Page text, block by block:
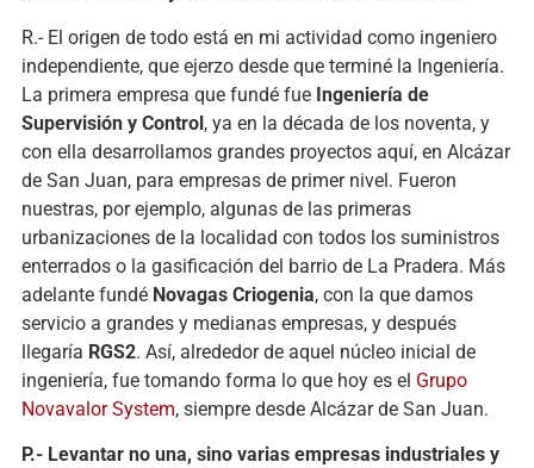
R.- El origen de todo está en mi actividad como ingeniero
independiente, que ejerzo desde que terminé la Ingeniería.
La primera empresa que fundé fue Ingeniería de
Supervisión y Control, ya en la década de los noventa, y
con ella desarrollamos grandes proyectos aquí, en Alcázar
de San Juan, para empresas de primer nivel. Fueron
nuestras, por ejemplo, algunas de las primeras
urbanizaciones de la localidad con todos los suministros
enterrados o la gasificación del barrio de La Pradera. Más
adelante fundé Novagas Criogenia, con la que damos
servicio a grandes y medianas empresas, y después
llegaría RGS2. Así, alrededor de aquel núcleo inicial de
ingeniería, fue tomando forma lo que hoy es el Grupo
Novavalor System, siempre desde Alcázar de San Juan.
P.- Levantar no una, sino varias empresas industriales y